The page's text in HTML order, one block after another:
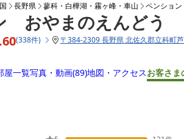
長野県 蓼科・白樺湖・霧ヶ峰・車山 ペンショ
おやまのえんどう
(338件) 〒384-2309 長野県 北佐久郡立科町
屋一覧写真・動画(89)地図・アクセスお客さま